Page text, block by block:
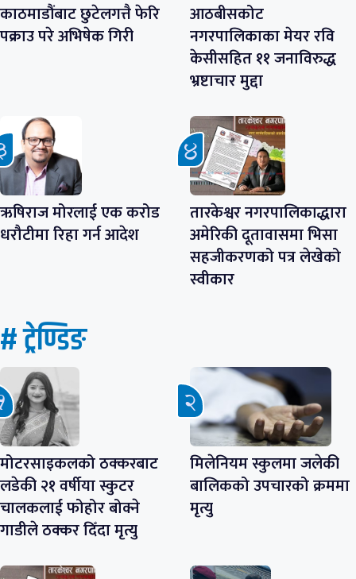
काठमाडौंबाट छुटेलगत्तै फेरि
पक्राउ परे अभिषेक गिरी
आठबीसकोट
नगरपालिकाका मेयर रवि
केसीसहित ११ जनाविरुद्ध
भ्रष्टाचार मुद्दा
ऋषिराज मोरलाई एक करोड
धरौटीमा रिहा गर्न आदेश
तारकेश्वर नगरपालिकाद्धारा
अमेरिकी दूतावासमा भिसा
सहजीकरणको पत्र लेखेको
स्वीकार
# ट्रेण्डिङ
मोटरसाइकलको ठक्करबाट
लडेकी २१ वर्षीया स्कुटर
चालकलाई फोहोर बोक्ने
गाडीले ठक्कर दिँदा मृत्यु
मिलेनियम स्कुलमा जलेकी
बालिकको उपचारको क्रममा
मृत्यु